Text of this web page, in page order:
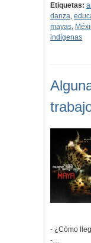
Etiquetas:
danza,
mayas,
indígenas
- ¿Cómo
-…